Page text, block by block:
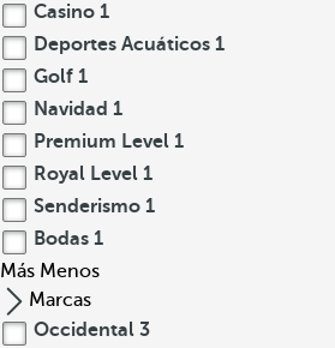
Casino 1
Deportes Acuáticos 1
Golf 1
Navidad 1
Premium Level 1
Royal Level 1
Senderismo 1
Bodas 1
Más Menos
Marcas
Occidental 3